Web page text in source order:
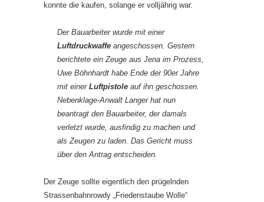
konnte die kaufen, solange er volljährig war.
Der Bauarbeiter wurde mit einer
Luftdruckwaffe angeschossen. Gestern
berichtete ein Zeuge aus Jena im Prozess,
Uwe Böhnhardt habe Ende der 90er Jahre
mit einerLuftpistole auf ihn geschossen.
Nebenklage-Anwalt Langer hat nun
beantragt den Bauarbeiter, der damals
verletzt wurde, ausfindig zu machen und
als Zeugen zu laden. Das Gericht muss
über den Antrag entscheiden.
Der Zeuge sollte eigentlich den prügelnden
Strassenbahnrowdy „Friedenstaube Wolle“